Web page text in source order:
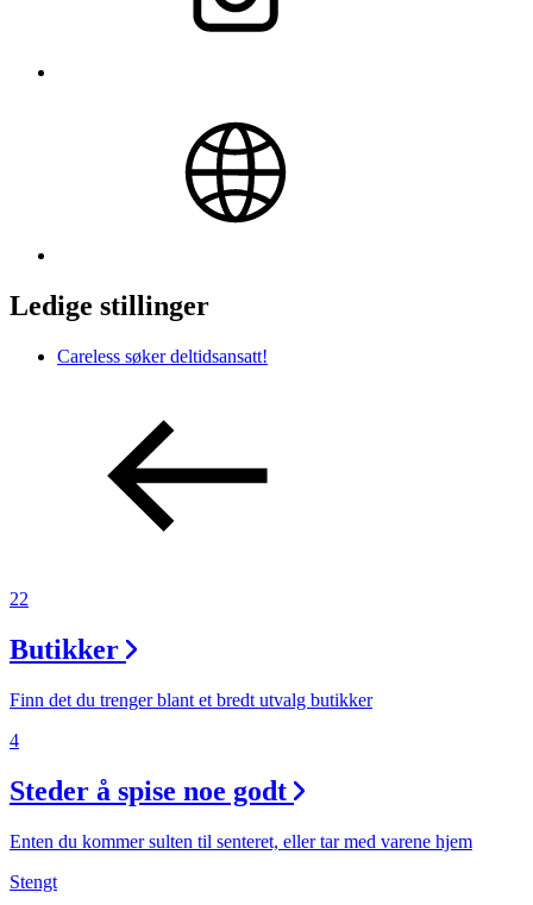
Ledige stillinger
Careless søker deltidsansatt!
22
Butikker
Finn det du trenger blant et bredt utvalg butikker
4
Steder å spise noe godt
Enten du kommer sulten til senteret, eller tar med varene hjem
Stengt